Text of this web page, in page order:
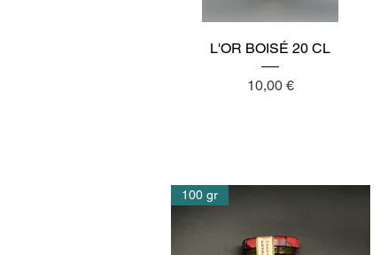
Aperçu rapide
L'OR BOISÉ 20 CL
Prix
10,00 €
100 gr